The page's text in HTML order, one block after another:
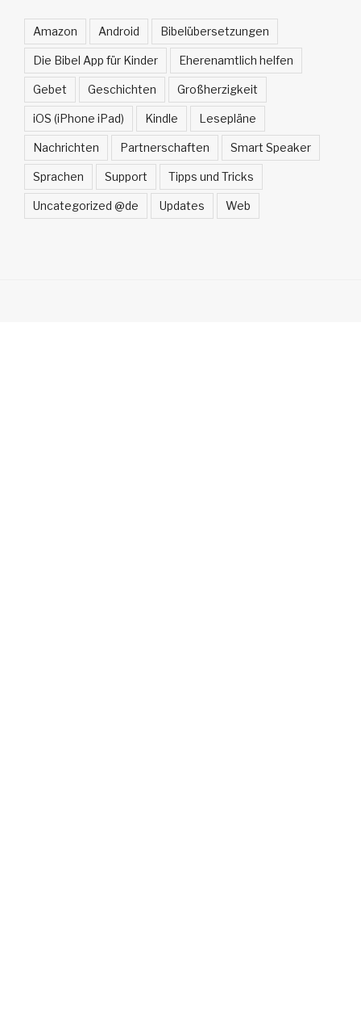
Amazon Android Bibelübersetzungen
Die Bibel App für Kinder Eherenamtlich helfen
Gebet Geschichten Großherzigkeit
iOS (iPhone iPad) Kindle Lesepläne
Nachrichten Partnerschaften Smart Speaker
Sprachen Support Tipps und Tricks
Uncategorized @de Updates Web